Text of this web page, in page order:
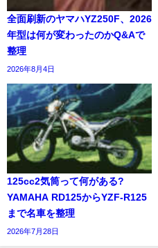
全面刷新のヤマハYZ250F、2026
年型は何が変わったのかQ&Aで
整理
2026年8月4日
125cc2気筒って何がある?
YAMAHA RD125からYZF-R125
まで名車を整理
2026年7月28日